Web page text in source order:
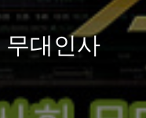
무대인사